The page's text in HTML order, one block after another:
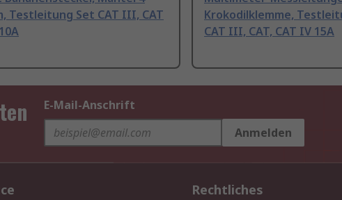
Testleitung Set CAT III, CAT
Krokodilklemme,
CAT III, CAT, CAT IV 15A
E-Mail-Anschrift
Anmelden
Rechtliches